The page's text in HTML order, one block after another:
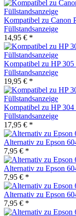
Kompatibel zu Canon
Füllstandsanzeige
14,95 € *
Kompatibel zu HP
Füllstandsanzeige
19,95 € *
Kompatibel zu HP
Füllstandsanzeige
17,95 € *
Alternativ zu Epson
7,95 € *
Alternativ zu Epson
7,95 € *
Alternativ zu Epson
7,95 € *